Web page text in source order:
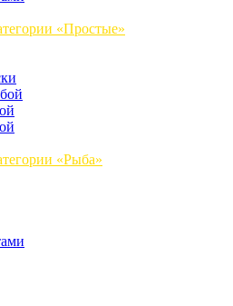
«Простые»
«Рыба»